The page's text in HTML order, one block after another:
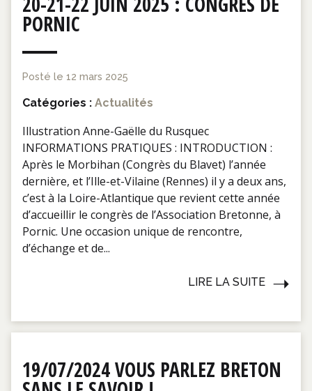
PORNIC
Posté le 12 mars 2025
Catégories : Actualités
Illustration Anne-Gaëlle du Rusquec
INFORMATIONS PRATIQUES : INTRODUCTION :
Après le Morbihan (Congrès du Blavet) l’année
dernière, et l’Ille-et-Vilaine (Rennes) il y a deux ans,
c’est à la Loire-Atlantique que revient cette année
d’accueillir le congrès de l’Association Bretonne, à
Pornic. Une occasion unique de rencontre,
d’échange et de...
LIRE LA SUITE
19/07/2024 VOUS PARLEZ BRETON